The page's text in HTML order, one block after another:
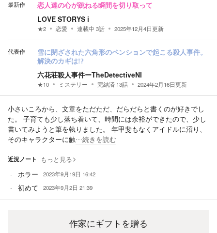
最新作 恋人達の心が跳ねる瞬間を切り取って
LOVE STORYS i
★2 恋愛 連載中 3話 2025年12月4日更新
代表作
雪に閉ざされた六角形のペンションで起こる殺人事件。
解決のカギは!?
六花荘殺人事件ーTheDetectiveNI
★10 ミステリー 完結済 13話 2024年2月16日更新
小さいころから、文章をただただ、だらだらと書くのが好きでし
た。 子育ても少し落ち着いて、時間には余裕ができたので、少し
書いてみようと筆を執りました。 年甲斐もなくアイドルに沼り、
そのキャラクターに触…続きを読む
近況ノート もっと見る
ホラー 2023年9月19日 16:42
初めて 2023年9月2日 21:39
作家にギフトを贈る